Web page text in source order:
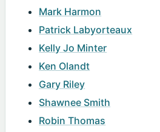
Mark Harmon
Patrick Labyorteaux
Kelly Jo Minter
Ken Olandt
Gary Riley
Shawnee Smith
Robin Thomas